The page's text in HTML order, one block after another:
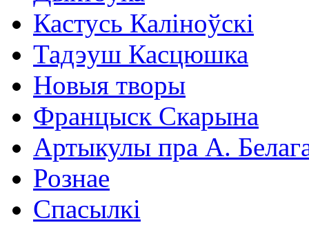
Кастусь Каліноўскі
Тадэуш Касцюшка
Новыя творы
Францыск Скарына
Артыкулы пра А.
Рознае
Спасылкі